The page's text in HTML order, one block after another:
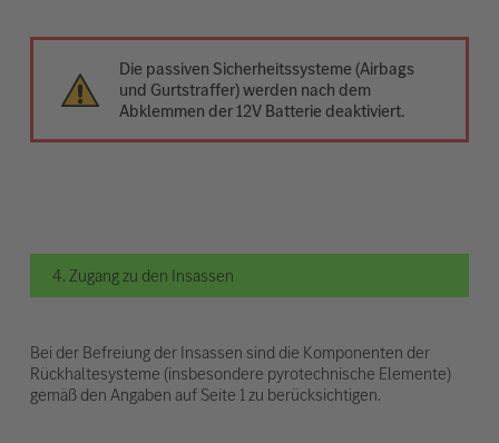
Die passiven Sicherheitssysteme (Airbags
und Gurtstraffer) werden nach dem
Abklemmen der 12V Batterie deaktiviert.
4. Zugang zu den Insassen
Bei der Befreiung der Insassen sind die Komponenten der
Rückhaltesysteme (insbesondere pyrotechnische Elemente)
gemäß den Angaben auf Seite 1 zu berücksichtigen.